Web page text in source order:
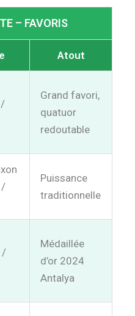
– FAVORIS
Atout
/
Grand favori,
quatuor
redoutable
/
Puissance
traditionnelle
/
Médaillée
d’or 2024
Antalya